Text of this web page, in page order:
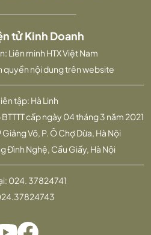
tập: Hà Linh
cấp ngày 04 tháng 3 năm 2021
Võ, P. Ô Chợ Dừa, Hà Nội
Đình Nghệ, Cầu Giấy, Hà Nội
tử Kinh Doanh
Liên minh HTX Việt Nam
quyền nội dung trên website
024. 37824741